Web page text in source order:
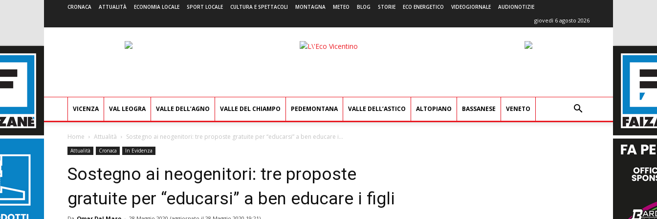
CRONACA ATTUALITÀ ECONOMIA LOCALE SPORT LOCALE CULTURA E SPETTACOLI MONTAGNA METEO BLOG STORIE ECO ENERGETICO VIDEOGIORNALE AUDIONOTIZIE
giovedì 6 agosto 2026
L'Eco
VICENZA VAL LEOGRA VALLE DELL’AGNO VALLE DEL CHIAMPO PEDEMONTANA VALLE DELL’ASTICO ALTOPIANO BASSANESE VENETO
Home Attualità Sostegno ai neogenitori: tre proposte gratuite per “educarsi” a ben educare i...
Attualità Cronaca In Evidenza
Sostegno ai neogenitori: tre proposte
gratuite per “educarsi” a ben educare i figli